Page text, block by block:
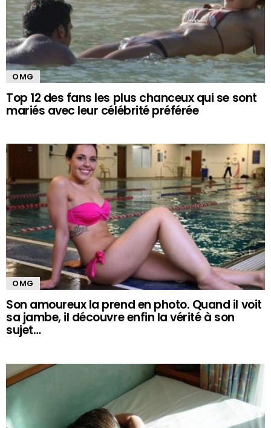
OMG
Top 12 des fans les plus chanceux qui se sont
mariés avec leur célébrité préférée
OMG
Son amoureux la prend en photo. Quand il voit
sa jambe, il découvre enfin la vérité à son
sujet…